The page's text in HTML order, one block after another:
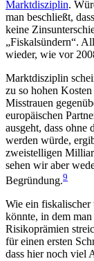
Marktdisziplin.
man beschließt,
keine
„Fiskalsündern“.
wieder, wie vor
Marktdisziplin
zu so hohen
Misstrauen
europäischen
ausgeht, dass
werden würde,
zweistelligen
sehen wir aber
Begründung.9
Wie ein fiskalischer
könnte, in dem
Risikoprämien
für einen ersten
dass hier noch viel